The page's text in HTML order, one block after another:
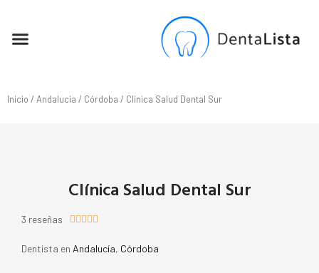
Inicio / Andalucía / Córdoba / Clínica Salud Dental Sur
Clínica Salud Dental Sur
3 reseñas     
Dentista en Andalucía, Córdoba